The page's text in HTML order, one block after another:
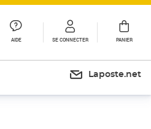
AIDE SE CONNECTER PANIER
Laposte.net